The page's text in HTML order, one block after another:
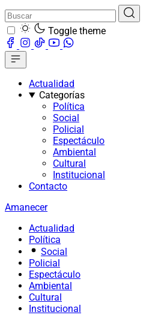
Toggle theme
Actualidad
Categorías
Política
Social
Policial
Espectáculo
Ambiental
Cultural
Institucional
Contacto
Amanecer
Actualidad
Política
Social
Policial
Espectáculo
Ambiental
Cultural
Institucional